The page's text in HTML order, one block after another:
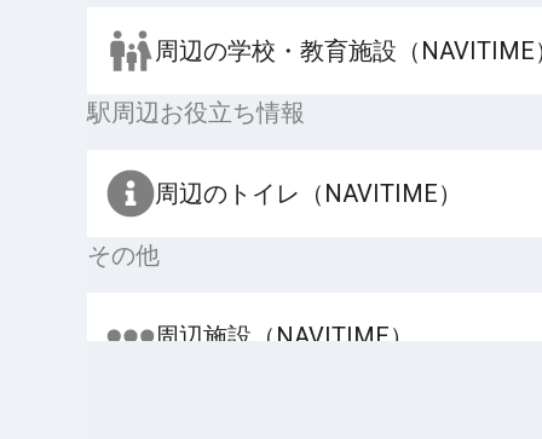
周辺の学校・教育施設（NAVITIME
駅周辺お役立ち情報
周辺のトイレ（NAVITIME）
その他
周辺施設（NAVITIME）